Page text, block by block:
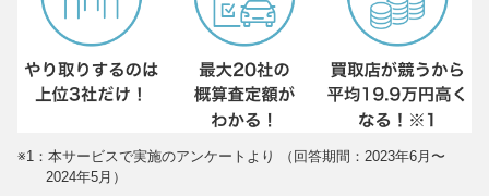
※1：本サービスで実施のアンケートより （回答期間：2023年6月〜
2024年5月）